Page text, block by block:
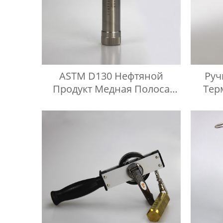
ASTM D130 Нефтяной
Продукт Медная Полоса
Давлением